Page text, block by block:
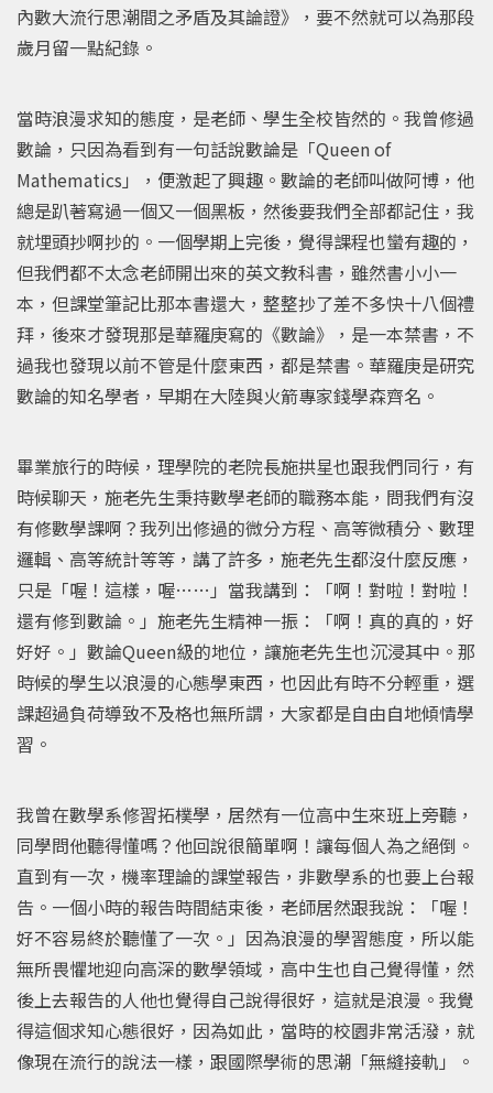
內數大流行思潮間之矛盾及其論證》，要不然就可以為那段
歲月留一點紀錄。
當時浪漫求知的態度，是老師、學生全校皆然的。我曾修過
數論，只因為看到有一句話說數論是「Queen of
Mathematics」，便激起了興趣。數論的老師叫做阿博，他
總是趴著寫過一個又一個黑板，然後要我們全部都記住，我
就埋頭抄啊抄的。一個學期上完後，覺得課程也蠻有趣的，
但我們都不太念老師開出來的英文教科書，雖然書小小一
本，但課堂筆記比那本書還大，整整抄了差不多快十八個禮
拜，後來才發現那是華羅庚寫的《數論》，是一本禁書，不
過我也發現以前不管是什麼東西，都是禁書。華羅庚是研究
數論的知名學者，早期在大陸與火箭專家錢學森齊名。
畢業旅行的時候，理學院的老院長施拱星也跟我們同行，有
時候聊天，施老先生秉持數學老師的職務本能，問我們有沒
有修數學課啊？我列出修過的微分方程、高等微積分、數理
邏輯、高等統計等等，講了許多，施老先生都沒什麼反應，
只是「喔！這樣，喔……」當我講到：「啊！對啦！對啦！
還有修到數論。」施老先生精神一振：「啊！真的真的，好
好好。」數論Queen級的地位，讓施老先生也沉浸其中。那
時候的學生以浪漫的心態學東西，也因此有時不分輕重，選
課超過負荷導致不及格也無所謂，大家都是自由自地傾情學
習。
我曾在數學系修習拓樸學，居然有一位高中生來班上旁聽，
同學問他聽得懂嗎？他回說很簡單啊！讓每個人為之絕倒。
直到有一次，機率理論的課堂報告，非數學系的也要上台報
告。一個小時的報告時間結束後，老師居然跟我說：「喔！
好不容易終於聽懂了一次。」因為浪漫的學習態度，所以能
無所畏懼地迎向高深的數學領域，高中生也自己覺得懂，然
後上去報告的人他也覺得自己說得很好，這就是浪漫。我覺
得這個求知心態很好，因為如此，當時的校園非常活潑，就
像現在流行的說法一樣，跟國際學術的思潮「無縫接軌」。